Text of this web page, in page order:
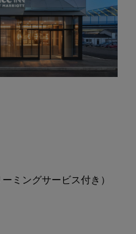
ミングサービス付き）